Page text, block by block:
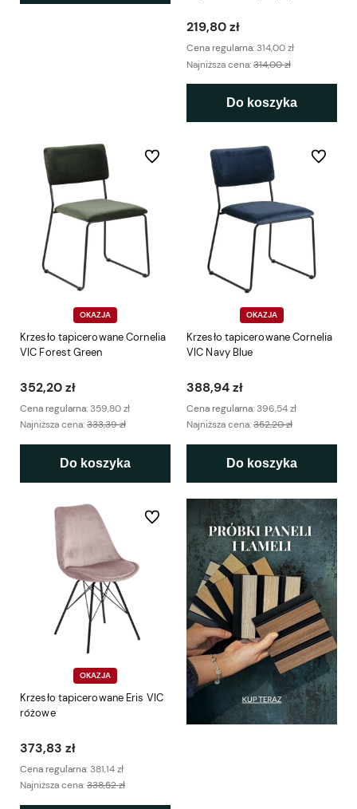
219,80 zł
Cena regularna:314,00 zł
Najniższa cena:314,00 zł
Do koszyka
OKAZJA
Krzesło tapicerowane Cornelia
VIC Forest Green
352,20 zł
Cena regularna:359,80 zł
Najniższa cena:333,39 zł
Do koszyka
Do ulubionych
OKAZJA
Krzesło tapicerowane Cornelia
VIC Navy Blue
388,94 zł
Cena regularna:396,54 zł
Najniższa cena:352,20 zł
Do koszyka
Do
OKAZJA
Krzesło tapicerowane Eris VIC
różowe
373,83 zł
Cena regularna:381,14 zł
Najniższa cena:338,52 zł
Do ulubionych